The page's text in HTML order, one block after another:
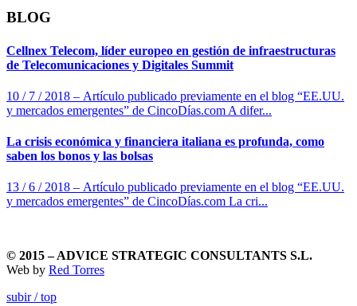
BLOG
Cellnex Telecom, líder europeo en gestión de infraestructuras
de Telecomunicaciones y Digitales Summit
10 / 7 / 2018 – Artículo publicado previamente en el blog “EE.UU.
y mercados emergentes” de CincoDías.com A difer...
La crisis económica y financiera italiana es profunda, como
saben los bonos y las bolsas
13 / 6 / 2018 – Artículo publicado previamente en el blog “EE.UU.
y mercados emergentes” de CincoDías.com La cri...
© 2015 – ADVICE STRATEGIC CONSULTANTS S.L.
Web by Red Torres
subir / top